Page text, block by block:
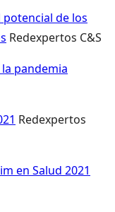
de los
Redexpertos C&S
pandemia
Redexpertos
en Salud 2021